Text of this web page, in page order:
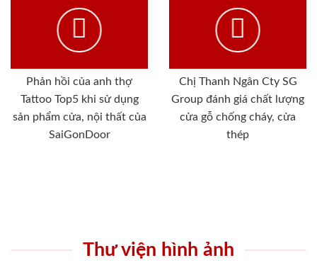
Phản hồi của anh thợ
Tattoo Top5 khi sử dụng
sản phẩm cửa, nội thất của
SaiGonDoor
Chị Thanh Ngân Cty SG
Group đánh giá chất lượng
cửa gỗ chống cháy, cửa
thép
Thư viện hình ảnh